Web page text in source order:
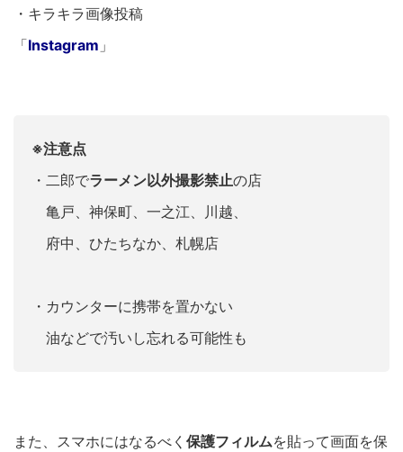
・キラキラ画像投稿
「Instagram 」
※注意点
・二郎でラーメン以外撮影禁止の店
亀戸、神保町、一之江、川越、
府中、ひたちなか、札幌店
・カウンターに携帯を置かない
油などで汚いし忘れる可能性も
また、スマホにはなるべく 保護フィルムを貼って画面を保